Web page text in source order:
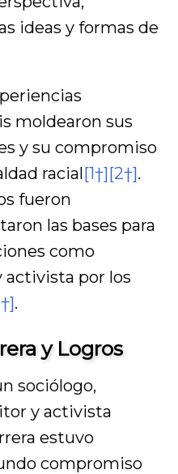
ideas y formas de
moldearon sus
y su compromiso
racial[1†][2†].
fueron
las bases para
como
activista por los
.
y Logros
sociólogo,
y activista
estuvo
compromiso